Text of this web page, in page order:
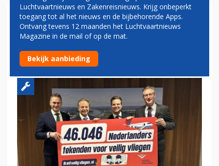
GAAT ER EEN STREEP DOOR
HET IDEE VOOR SINGLE PILOT
OPERATIONS?
Luchtvaartnieuws en Zakenreisnieuws. Krijg onbeperkt
toegang tot al het nieuws en de bijbehorende Apps.
Ontvang tevens 12 maanden het Luchtvaartnieuws
Magazine in de mail of op de mat.
Bekijk aanbieding